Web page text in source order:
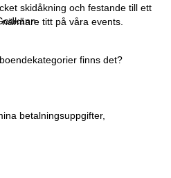
skidåkning och festande till ett
titt på våra events
finns det?
betalningsuppgifter,